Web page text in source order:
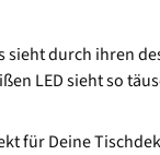
sieht durch ihren
LED sieht so
für Deine